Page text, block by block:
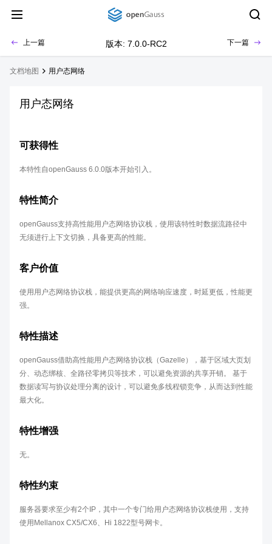
上一篇 版本: 7.0.0-RC2 下一篇
文档地图 用户态网络
用户态网络
可获得性
本特性自openGauss 6.0.0版本开始引入。
特性简介
openGauss支持高性能用户态网络协议栈，使用该特性时数据流路径中
无须进行上下文切换，具备更高的性能。
客户价值
使用用户态网络协议栈，能提供更高的网络响应速度，时延更低，性能更
强。
特性描述
openGauss借助高性能用户态网络协议栈（Gazelle），基于区域大页划
分、动态绑核、全路径零拷贝等技术，可以避免资源的共享开销。 基于
数据读写与协议处理分离的设计，可以避免多线程锁竞争，从而达到性能
最大化。
特性增强
无。
特性约束
服务器要求至少有2个IP，其中一个专门给用户态网络协议栈使用，支持
使用Mellanox CX5/CX6、Hi 1822型号网卡。